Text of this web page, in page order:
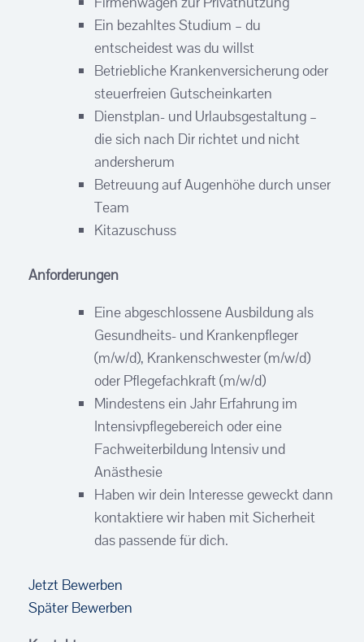
Ein bezahltes Studium – du
entscheidest was du willst
Betriebliche Krankenversicherung oder
steuerfreien Gutscheinkarten
Dienstplan- und Urlaubsgestaltung –
die sich nach Dir richtet und nicht
andersherum
Betreuung auf Augenhöhe durch unser
Team
Kitazuschuss
Anforderungen
Eine abgeschlossene Ausbildung als
Gesundheits- und Krankenpfleger
(m/w/d), Krankenschwester (m/w/d)
oder Pflegefachkraft (m/w/d)
Mindestens ein Jahr Erfahrung im
Intensivpflegebereich oder eine
Fachweiterbildung Intensiv und
Anästhesie
Haben wir dein Interesse geweckt dann
kontaktiere wir haben mit Sicherheit
das passende für dich.
Jetzt Bewerben
Später Bewerben